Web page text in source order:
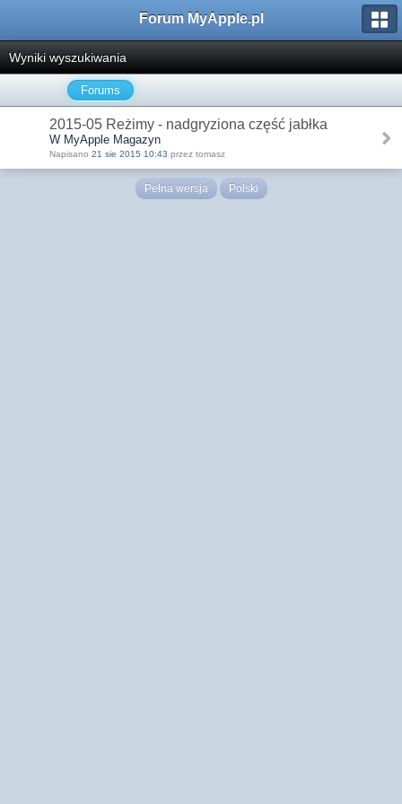
Forum MyApple.pl
Wyniki wyszukiwania
Forums
2015-05 Reżimy - nadgryziona część jabłka
W MyApple Magazyn
Napisano 21 sie 2015 10:43 przez tomasz
Pełna wersja Polski